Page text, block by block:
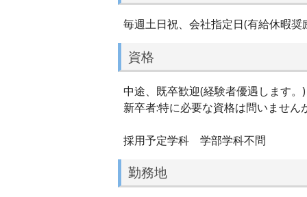
毎週土日祝、会社指定日(有給休暇
資格
中途、既卒歓迎(経験者優遇します。)
新卒者:特に必要な資格は問いませ
採用予定学科 学部学科不問
勤務地